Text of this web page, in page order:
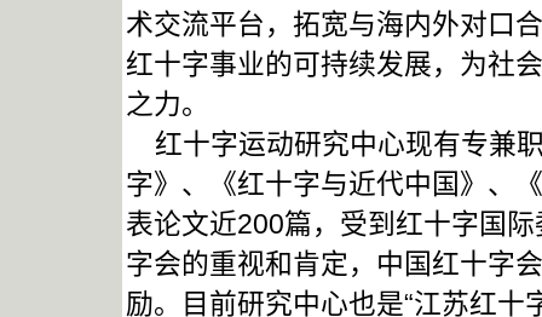
术交流平台，拓宽与海内外对口
红十字事业的可持续发展，为社
之力。
红十字运动研究中心现有专兼
字》、《红十字与近代中国》、
表论文近200篇，受到红十字国
字会的重视和肯定，中国红十字
励。目前研究中心也是“江苏红十